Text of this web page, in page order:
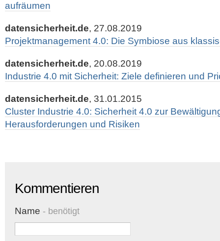
aufräumen
datensicherheit.de, 27.08.2019
Projektmanagement 4.0: Die Symbiose aus
datensicherheit.de, 20.08.2019
Industrie 4.0 mit Sicherheit: Ziele definieren und
datensicherheit.de, 31.01.2015
Cluster Industrie 4.0: Sicherheit 4.0 zur
Herausforderungen und Risiken
Kommentieren
Name - benötigt